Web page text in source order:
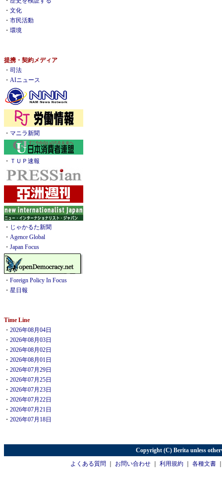
・ 文化
・ 市民活動
・ 環境
提携・契約メディア
・ 司法
・ AIニュース
・ マニラ新聞
・ ＴＵＰ速報
・ じゃかるた新聞
・ Agence Global
・ Japan Focus
・ Foreign Policy In Focus
・ 星日報
Time Line
・ 2026年08月04日
・ 2026年08月03日
・ 2026年08月02日
・ 2026年08月01日
・ 2026年07月29日
・ 2026年07月25日
・ 2026年07月23日
・ 2026年07月22日
・ 2026年07月21日
・ 2026年07月18日
Copyright (C) Berita unless
よくある質問
お問い合わせ 利用規約 各種文書